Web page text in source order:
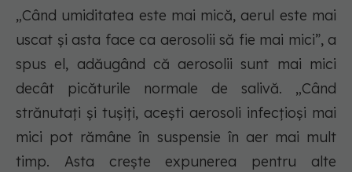
„Când umiditatea este mai mică, aerul este mai
uscat și asta face ca aerosolii să fie mai mici”, a
spus el, adăugând că aerosolii sunt mai mici
decât picăturile normale de salivă. „Când
strănutați și tușiți, acești aerosoli infecțioși mai
mici pot rămâne în suspensie în aer mai mult
timp. Asta crește expunerea pentru alte